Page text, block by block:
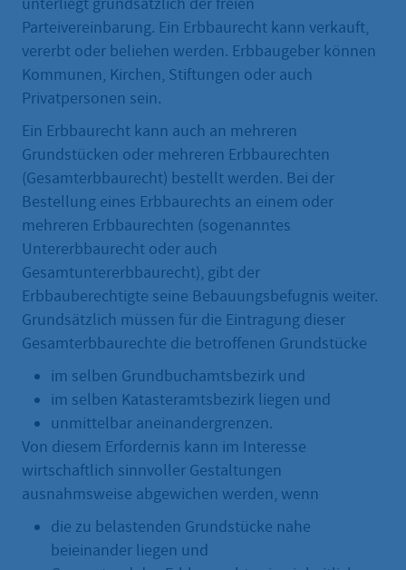
unterliegt grundsätzlich der freien
Parteivereinbarung. Ein Erbbaurecht kann verkauft,
vererbt oder beliehen werden. Erbbaugeber können
Kommunen, Kirchen, Stiftungen oder auch
Privatpersonen sein.
Ein Erbbaurecht kann auch an mehreren
Grundstücken oder mehreren Erbbaurechten
(Gesamterbbaurecht) bestellt werden. Bei der
Bestellung eines Erbbaurechts an einem oder
mehreren Erbbaurechten (sogenanntes
Untererbbaurecht oder auch
Gesamtuntererbbaurecht), gibt der
Erbbauberechtigte seine Bebauungsbefugnis weiter.
Grundsätzlich müssen für die Eintragung dieser
Gesamterbbaurechte die betroffenen Grundstücke
im selben Grundbuchamtsbezirk und
im selben Katasteramtsbezirk liegen und
unmittelbar aneinandergrenzen.
Von diesem Erfordernis kann im Interesse
wirtschaftlich sinnvoller Gestaltungen
ausnahmsweise abgewichen werden, wenn
die zu belastenden Grundstücke nahe
beieinander liegen und